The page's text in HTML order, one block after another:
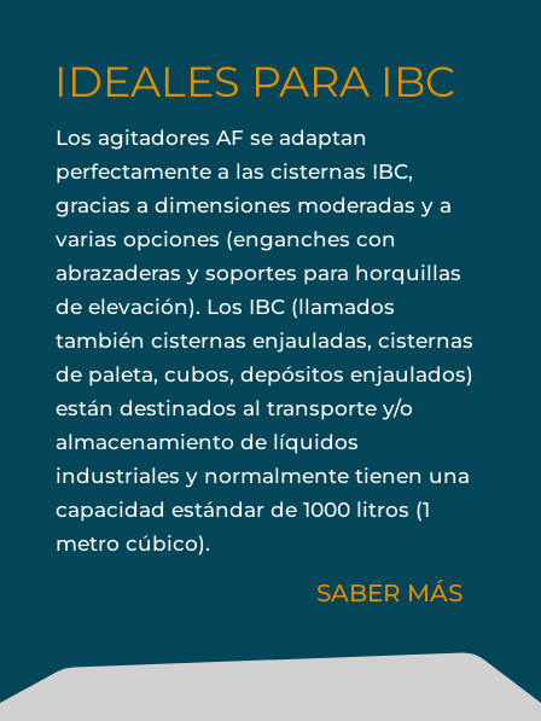
IDEALES PARA IBC
Los agitadores AF se adaptan
perfectamente a las cisternas IBC,
gracias a dimensiones moderadas y a
varias opciones (enganches con
abrazaderas y soportes para horquillas
de elevación). Los IBC (llamados
también cisternas enjauladas, cisternas
de paleta, cubos, depósitos enjaulados)
están destinados al transporte y/o
almacenamiento de líquidos
industriales y normalmente tienen una
capacidad estándar de 1000 litros (1
metro cúbico).
SABER MÁS